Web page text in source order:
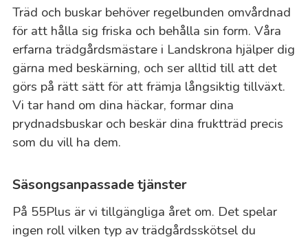
Träd och buskar behöver regelbunden omvårdnad
för att hålla sig friska och behålla sin form. Våra
erfarna trädgårdsmästare i Landskrona hjälper dig
gärna med beskärning, och ser alltid till att det
görs på rätt sätt för att främja långsiktig tillväxt.
Vi tar hand om dina häckar, formar dina
prydnadsbuskar och beskär dina fruktträd precis
som du vill ha dem.
Säsongsanpassade tjänster
På 55Plus är vi tillgängliga året om. Det spelar
ingen roll vilken typ av trädgårdsskötsel du